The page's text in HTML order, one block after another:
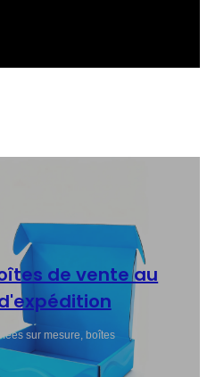
de vente au
sur mesure, boîtes